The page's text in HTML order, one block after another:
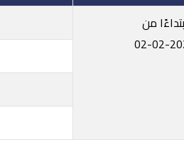
من
02-02-